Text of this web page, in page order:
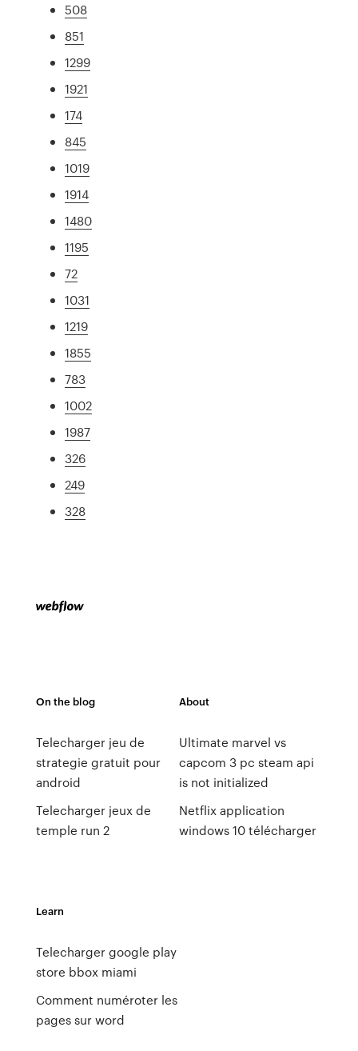
508
851
1299
1921
174
845
1019
1914
1480
1195
72
1031
1219
1855
783
1002
1987
326
249
328
On the blog
Telecharger jeu de
strategie gratuit pour
android
Telecharger jeux de
temple run 2
About
Ultimate marvel vs
capcom 3 pc steam api
is not initialized
Netflix application
windows 10 télécharger
Learn
Telecharger google play
store bbox miami
Comment numéroter les
pages sur word